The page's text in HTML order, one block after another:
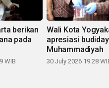
berikan
pada
WIB
Wali Kota
apresiasi
Muhammadiyah
30 July 2026 19:28